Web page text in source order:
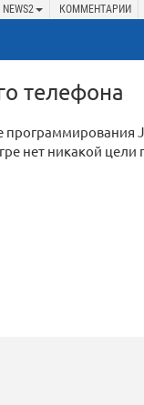
КОММЕНТАРИИ
телефона
программирования
нет никакой цели